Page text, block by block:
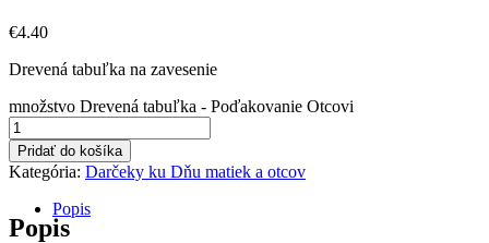
€4.40
Drevená tabuľka na zavesenie
množstvo Drevená tabuľka - Poďakovanie Otcovi
Pridať do košíka
Kategória: Darčeky ku Dňu matiek a otcov
Popis
Popis